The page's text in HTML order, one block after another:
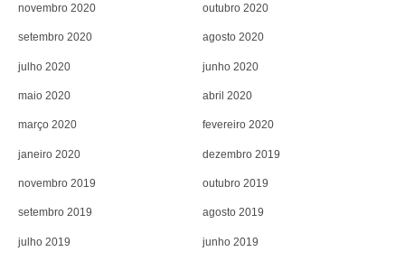
novembro 2020 outubro 2020
setembro 2020 agosto 2020
julho 2020 junho 2020
maio 2020 abril 2020
março 2020 fevereiro 2020
janeiro 2020 dezembro 2019
novembro 2019 outubro 2019
setembro 2019 agosto 2019
julho 2019 junho 2019